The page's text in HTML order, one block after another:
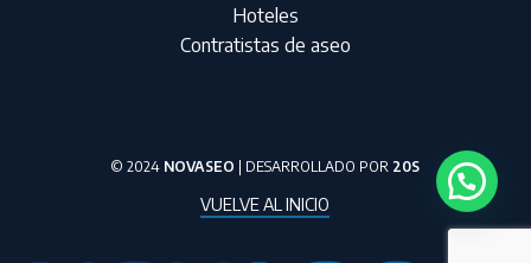
Hoteles
Contratistas de aseo
© 2024 NOVASEO | DESARROLLADO POR 20S
VUELVE AL INICIO